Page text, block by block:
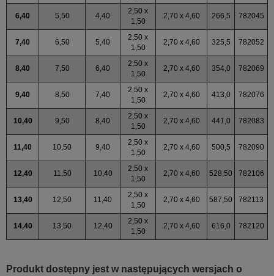
6,40 5,50 4,40
2,50 x
1,50
2,70 x 4,60 266,5 782045
7,40 6,50 5,40
2,50 x
1,50
2,70 x 4,60 325,5 782052
8,40 7,50 6,40
2,50 x
1,50
2,70 x 4,60 354,0 782069
9,40 8,50 7,40
2,50 x
1,50
2,70 x 4,60 413,0 782076
10,40 9,50 8,40
2,50 x
1,50
2,70 x 4,60 441,0 782083
11,40 10,50 9,40
2,50 x
1,50
2,70 x 4,60 500,5 782090
12,40 11,50 10,40
2,50 x
1,50
2,70 x 4,60 528,50 782106
13,40 12,50 11,40
2,50 x
1,50
2,70 x 4,60 587,50 782113
14,40 13,50 12,40
2,50 x
1,50
2,70 x 4,60 616,0 782120
Produkt dostępny jest w następujących wersjach o